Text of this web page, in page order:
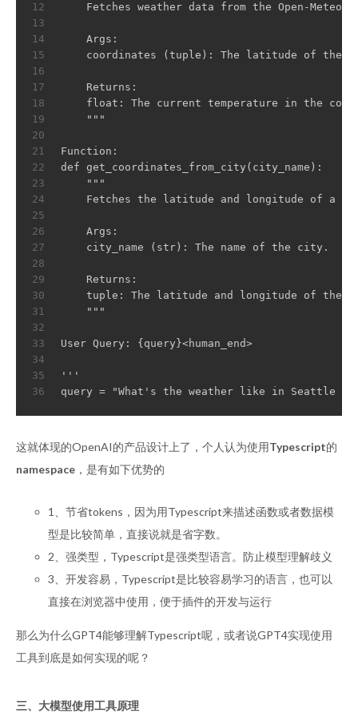
12
13
14
15
16
17
18
19
20
21
22
23
24
25
26
27
28
29
30
31
32
33
34
35
36
Fetches weather data from the Open-Meteo
    Args:
coordinates (tuple): The latitude of the
    Returns:
float: The current temperature in the
    """
Function:
def get_coordinates_from_city(city_name):
    """
Fetches the latitude and longitude of a
    Args:
    city_name (str): The name of the city.
    Returns:
tuple: The latitude and longitude of the
    """
User Query: {query}<human_end>
'''
query = "What's the weather like in Seattle
这就体现的OpenAI的产品设计上了，个人认为使用Typescript的
namespace ，是有如下优势的
1、节省tokens，因为用Typescript来描述函数或者数据模
型是比较简单，直接说就是省字数。
2、强类型，Typescript是强类型语言。防止模型理解歧义
3、开发容易，Typescript是比较容易学习的语言，也可以
直接在浏览器中使用，便于插件的开发与运行
那么为什么GPT4能够理解Typescript呢，或者说GPT4实现使用
工具到底是如何实现的呢？
三、大模型使用工具原理